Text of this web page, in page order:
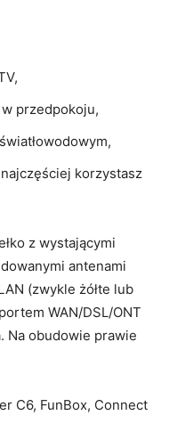
przedpokoju,
korzystasz
z wystającymi
antenami
(zwykle żółte lub
WAN/DSL/ONT
Na obudowie prawie
C6, FunBox, Connect